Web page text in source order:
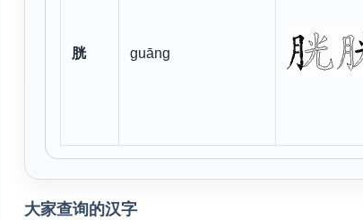
胱 guāng
大家查询的汉字